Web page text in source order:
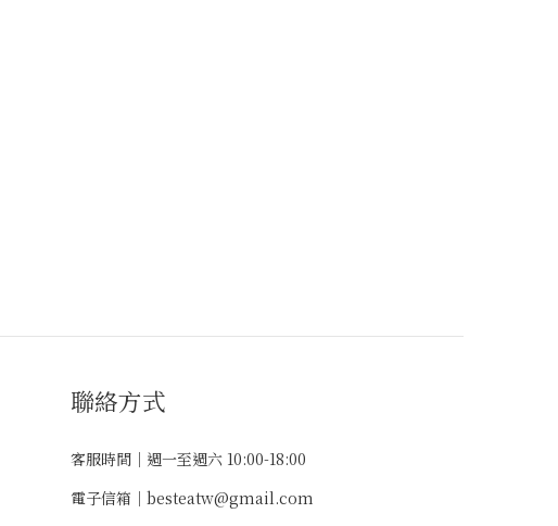
聯絡方式
客服時間｜週一至週六 10:00-18:00
電子信箱｜besteatw@gmail.com